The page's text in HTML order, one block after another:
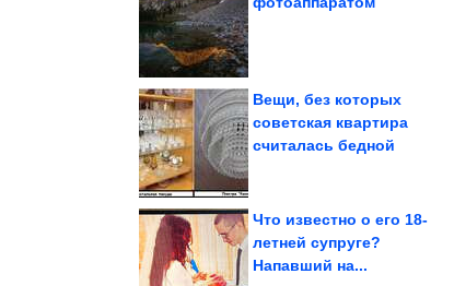
Свекольный сок
Вещи, без которых
советская квартира
считалась бедной
Что известно о его 18-
летней супруге?
Напавший на...